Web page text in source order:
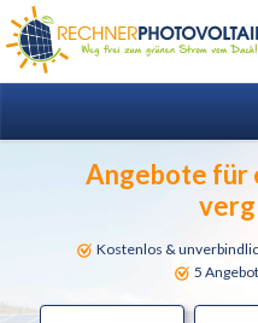
Angebote für
Kostenlos &
5